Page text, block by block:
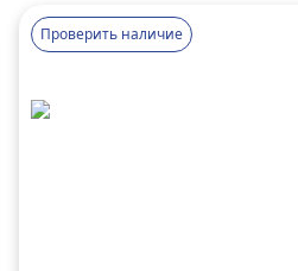
Проверить наличие